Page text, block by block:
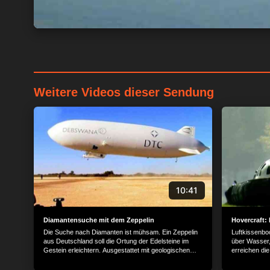
Wir und unsere
verarbeiten
Gerät für
Serviceentwicklung
genaue
o. a.
Informationen
Bitte
stattfinden kann,
gelten lediglich für
widerrufen, indem
Weitere Videos dieser Sendung
10:41
Diamantensuche mit dem Zeppelin
Die Suche nach Diamanten ist mühsam. Ein Zeppelin
aus Deutschland soll die Ortung der Edelsteine im
Gestein erleichtern. Ausgestattet mit geologischen
Hovercraft:
über
erreichen